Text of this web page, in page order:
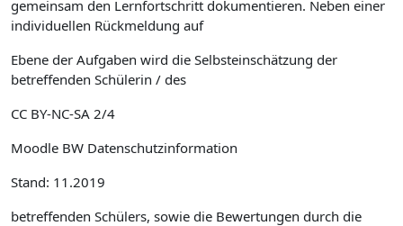
gemeinsam den Lernfortschritt dokumentieren. Neben einer
individuellen Rückmeldung auf
Ebene der Aufgaben wird die Selbsteinschätzung der
betreffenden Schülerin / des
CC BY-NC-SA 2/4
Moodle BW Datenschutzinformation
Stand: 11.2019
betreffenden Schülers, sowie die Bewertungen durch die